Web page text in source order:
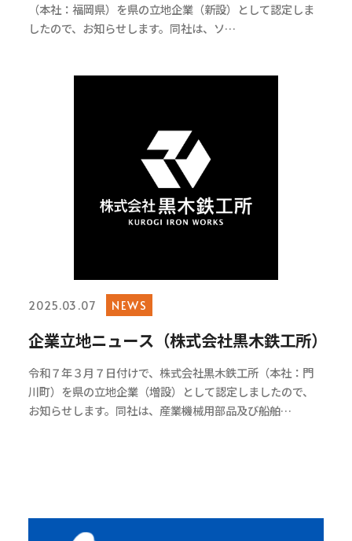
（本社：福岡県）を県の立地企業（新設）として認定しま
したので、お知らせします。同社は、ソ…
2025.03.07 NEWS
企業立地ニュース（株式会社黒木鉄工所）
令和７年３月７日付けで、株式会社黒木鉄工所（本社：門
川町）を県の立地企業（増設）として認定しましたので、
お知らせします。同社は、産業機械用部品及び船舶…